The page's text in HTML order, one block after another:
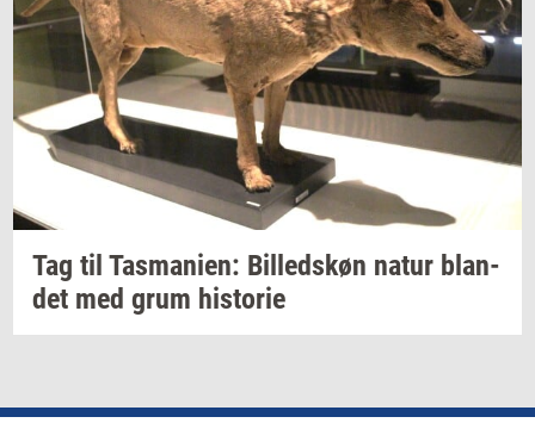
Tag til Tas­ma­ni­en: Bil­leds­køn natur blan­
det med grum hi­sto­rie